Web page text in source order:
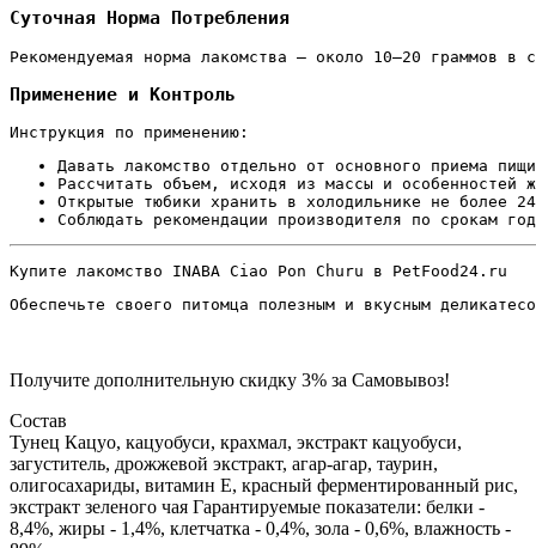
Суточная Норма Потребления
Рекомендуемая норма лакомства — около 10–20 граммов
Применение и Контроль
Инструкция по применению:
Давать лакомство отдельно от основного приема
Рассчитать объем, исходя из массы и особенностей
Открытые тюбики хранить в холодильнике не более
Соблюдать рекомендации производителя по срокам
Купите лакомство INABA Ciao Pon Churu в PetFood24.ru
Обеспечьте своего питомца полезным и вкусным
Получите дополнительную скидку 3% за Самовывоз!
Состав
Тунец Кацуо, кацуобуси, крахмал, экстракт кацуобуси,
загуститель, дрожжевой экстракт, агар-агар, таурин,
олигосахариды, витамин E, красный ферментированный рис,
экстракт зеленого чая Гарантируемые показатели: белки -
8,4%, жиры - 1,4%, клетчатка - 0,4%, зола - 0,6%, влажность -